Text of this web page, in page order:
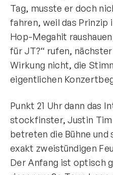
Tag, musste er doch
fahren, weil das Prinzip
Hop-Megahit
für JT?“ rufen,
Wirkung nicht, die
eigentlichen
Punkt 21 Uhr dann das
stockfinster, Justin
betreten die Bühne und
exakt zweistündigen
Der Anfang ist optisch